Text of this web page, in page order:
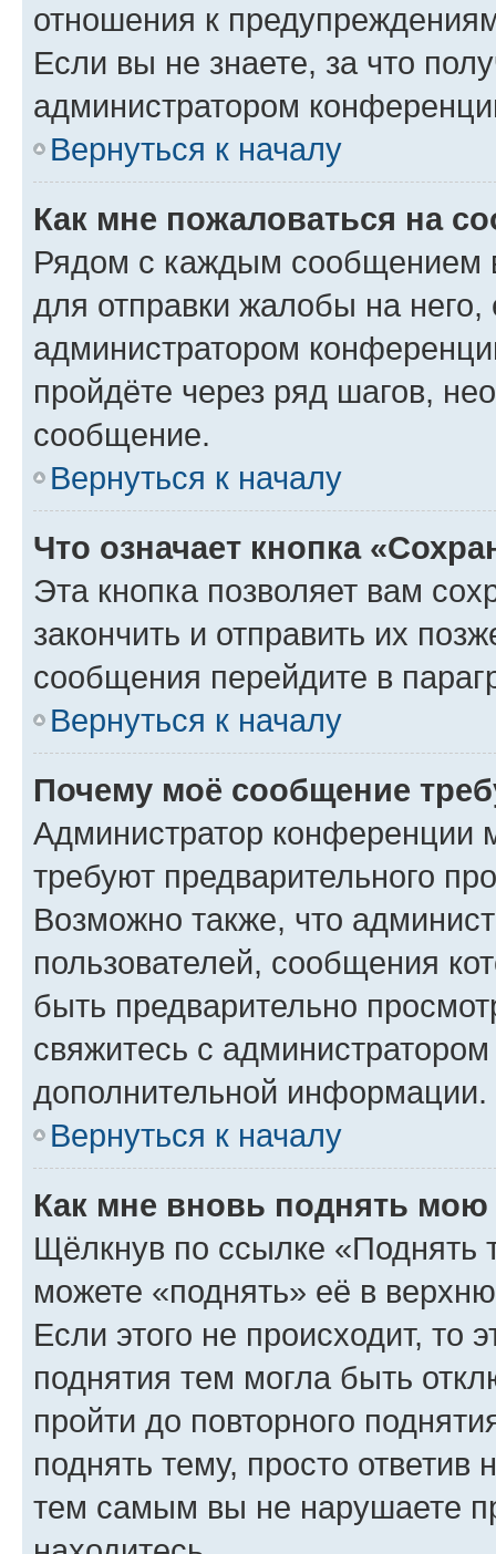
отношения к
Если вы не знаете, за что
администратором
Вернуться к началу
Как мне пожаловаться на
Рядом с каждым сообщением
для отправки жалобы на
администратором
пройдёте через ряд шагов,
сообщение.
Вернуться к началу
Что означает кнопка
Эта кнопка позволяет вам
закончить и отправить их
сообщения перейдите в
Вернуться к началу
Почему моё сообщение
Администратор конференции
требуют предварительного
Возможно также, что
пользователей, сообщения
быть предварительно
свяжитесь с
дополнительной информации.
Вернуться к началу
Как мне вновь поднять мою
Щёлкнув по ссылке «Поднять
можете «поднять» её в
Если этого не происходит, то
поднятия тем могла быть
пройти до повторного
поднять тему, просто ответив
тем самым вы не нарушаете